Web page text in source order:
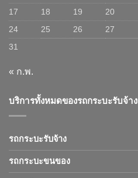
17
18 19 20
24
25 26 27
31
« ก.พ.
บริการทั้งหมดของรถกระบะรับจ้าง
รถกระบะรับจ้าง
รถกระบะขนของ